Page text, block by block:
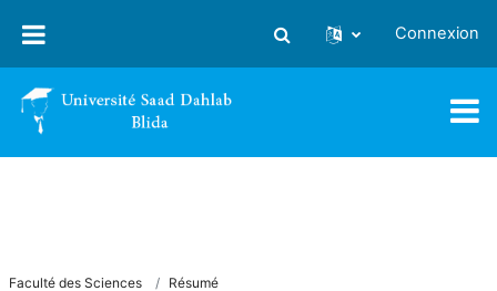
Activer/désactiver la saisie
Connexion
Faculté des Sciences Résumé